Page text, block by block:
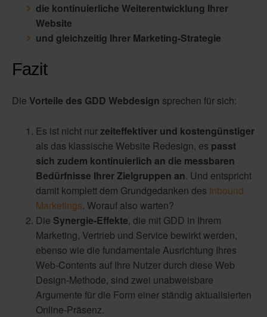
die kontinuierliche Weiterentwicklung Ihrer
Website
und gleichzeitig Ihrer Marketing-Strategie
Fazit
Die Vorteile des GDD Webdesign sprechen für sich:
Es ist nicht nurzeiteffektiver und kostengünstiger
als das klassische Website Redesign, es passt
sich zudem kontinuierlich an die messbaren
Bedürfnisse Ihrer Zielgruppen an. Und entspricht
damit komplett dem Grundgedanken des Inbound
Marketings. Worauf also warten?
Die Synergie-Effekte, die mit GDD in Ihrem
Marketing, Vertrieb und Service bewirkt werden,
ebenso wie die fundamentale Ausrichtung Ihres
Web-Contents auf Ihre Nutzer durch diese Web
Design-Methode, sind zwei unabweisbare
Argumente für die Form einer ständig aktualisierten
Online-Präsenz.